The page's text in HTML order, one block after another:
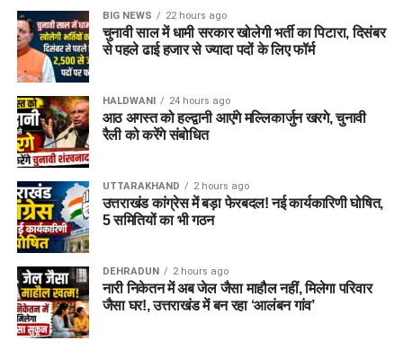
Recruitment 2026
Q1. क्या 12वीं पास उम्मीदवार आवेदन कर सकते हैं?
हाँ, अगर Graduation पास नहीं है।
Q2. क्या यह सरकारी नौकरी है?
यह एक प्राइवेट बैंक जॉब है, लेकिन सुविधाएं सरकारी नौकरी जैसी हैं।
नहीं, कोई नेगेटिव मार्किंग नहीं है।
Q4. आवेदन की अंतिम तिथि क्या है?
Q5. क्या लोकल डोमिसाइल जरूरी है?
हाँ, अधिसूचित शाखा के जिले या 20 किमी दायरे में होना अनिवार्य है।
BIG NEWS 22 hours ago
चुनावी साल में धामी सरकार खोलेगी भर्ती का पिटारा, दिसंबर
से पहले ढाई हजार से ज्यादा पदों के लिए फॉर्म
HALDWANI 24 hours ago
आठ अगस्त को हल्द्वानी आएंगे मल्लिकार्जुन खरगे, चुनावी
रैली को करेंगे संबोधित
UTTARAKHAND 2 hours ago
उत्तराखंड कांग्रेस में बड़ा फेरबदल! नई कार्यकारिणी घोषित,
5 समितियों का भी गठन
DEHRADUN 2 hours ago
नारी निकेतन में अब जेल जैसा माहौल नहीं, मिलेगा परिवार
जैसा घर!, उत्तराखंड में बन रहा ‘आलंबन गांव’